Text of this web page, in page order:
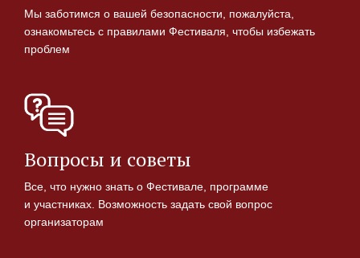
Мы заботимся о вашей безопасности, пожалуйста,
ознакомьтесь с правилами Фестиваля, чтобы избежать
проблем
Вопросы и советы
Все, что нужно знать о Фестивале, программе
и участниках. Возможность задать свой вопрос
организаторам